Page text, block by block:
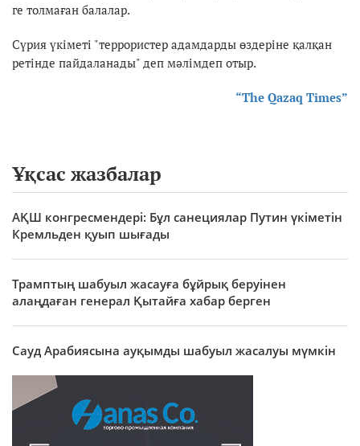
ге толмаған балалар.
Сүрия үкіметі "террористер адамдарды өздеріне қалқан
ретінде пайдаланады" деп мәлімдеп отыр.
“The Qazaq Times”
Ұқсас жазбалар
АҚШ конгресмендері: Бұл санециялар Путин үкіметін
Кремльден қуып шығады
Трамптың шабуыл жасауға бұйрық беруінен
алаңдаған генерал Қытайға хабар берген
Сауд Арабиясына ауқымды шабуыл жасалуы мүмкін